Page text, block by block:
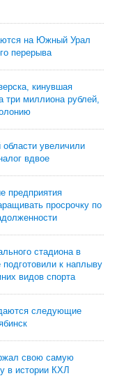
на Южный Урал
перерыва
кинувшая
три миллиона рублей,
увеличили
вдвое
предприятия
просрочку по
стадиона в
к наплыву
видов спорта
следующие
свою самую
в истории КХЛ